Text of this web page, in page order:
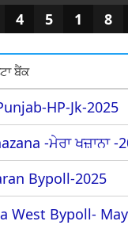
4 5 1 8
ਬੈਂਕ
HP-Jk-2025
-ਮੇਰਾ ਖਜ਼ਾਨਾ -
Bypoll-2025
West Bypoll-